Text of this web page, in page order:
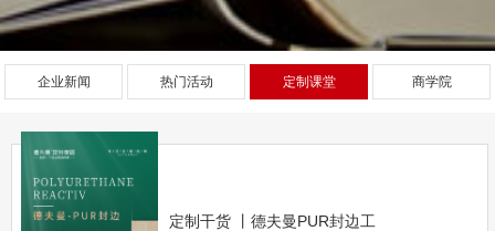
企业新闻 热门活动 定制课堂 商学院
定制干货 丨德夫曼PUR封边工